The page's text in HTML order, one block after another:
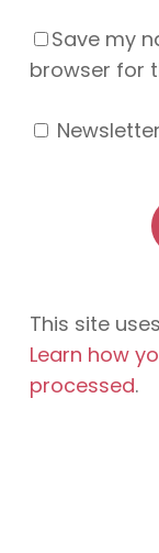
Save my
browser for
Newsletter
This site
Learn how
processed.